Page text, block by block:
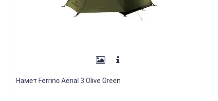
Намет Ferrino Aerial 3 Olive Green